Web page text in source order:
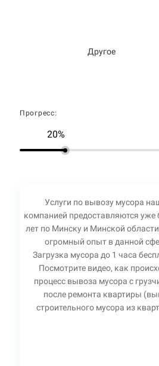
Другое
Прогресс:
20%
Услуги по вывозу мусора
компанией предоставляются уже
лет по Минску и Минской
огромный опыт в данной
Загрузка мусора до 1 часа
Посмотрите видео, как
процесс вывоза мусора с
после ремонта квартиры
строительного мусора из